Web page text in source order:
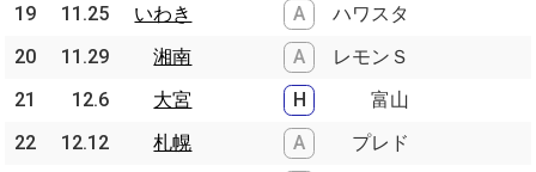
19
11.25 いわき A
ハワスタ
20
11.29 湘南 A
レモンＳ
21
12.6 大宮 H
富山
22
12.12 札幌 A
プレド
19
11.25
いわき
20
11.29
湘南
21
12.6
大宮
22
12.12
札幌